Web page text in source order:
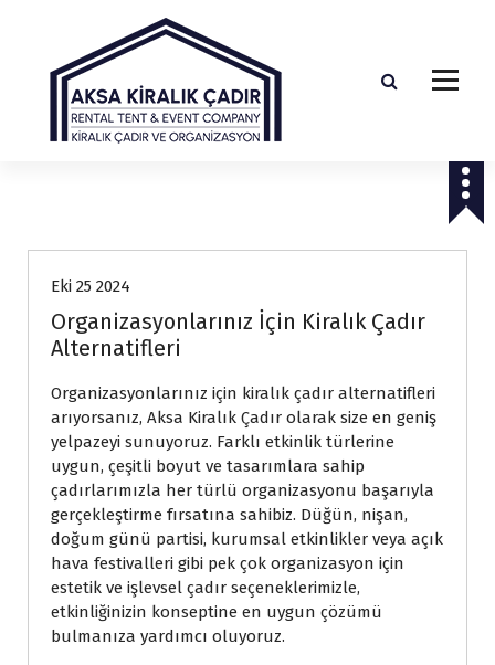
Eki 25 2024
Organizasyonlarınız İçin Kiralık Çadır
Alternatifleri
Organizasyonlarınız için kiralık çadır alternatifleri
arıyorsanız, Aksa Kiralık Çadır olarak size en geniş
yelpazeyi sunuyoruz. Farklı etkinlik türlerine
uygun, çeşitli boyut ve tasarımlara sahip
çadırlarımızla her türlü organizasyonu başarıyla
gerçekleştirme fırsatına sahibiz. Düğün, nişan,
doğum günü partisi, kurumsal etkinlikler veya açık
hava festivalleri gibi pek çok organizasyon için
estetik ve işlevsel çadır seçeneklerimizle,
etkinliğinizin konseptine en uygun çözümü
bulmanıza yardımcı oluyoruz.